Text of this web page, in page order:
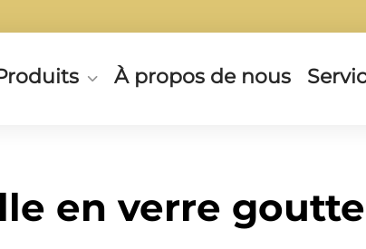
À propos de nous
en verre